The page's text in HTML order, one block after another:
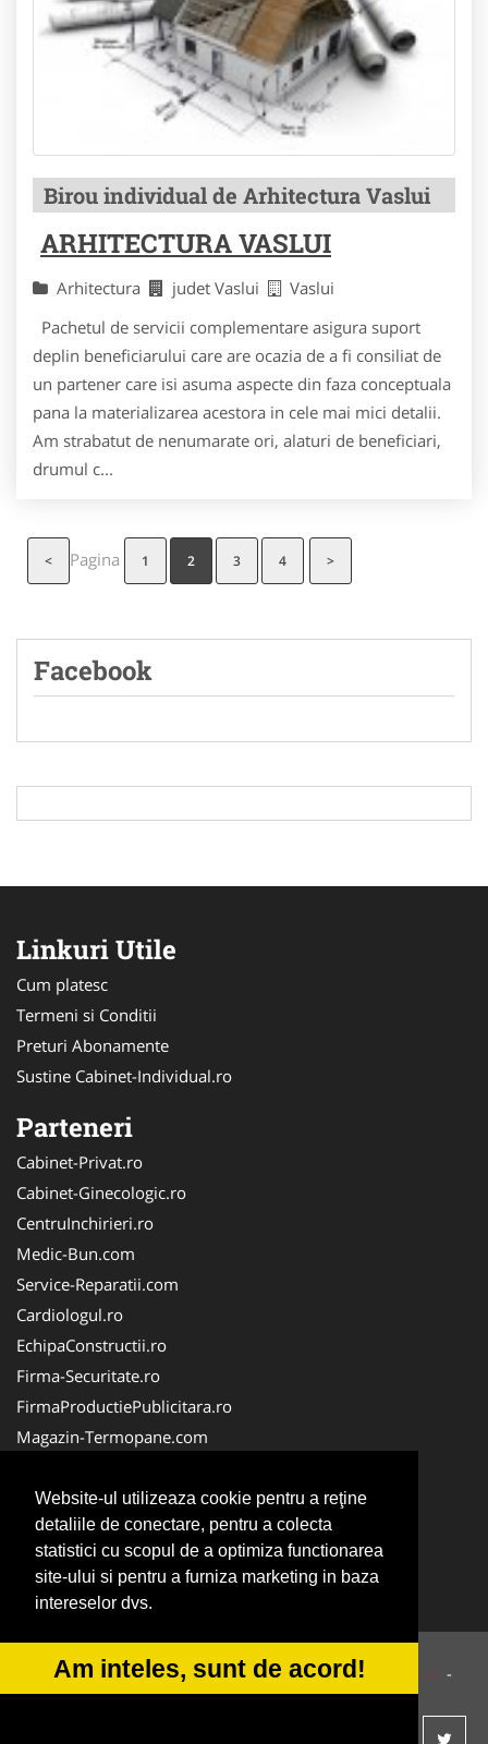
Website-ul utilizeaza cookie pentru a reţine
detaliile de conectare, pentru a colecta
statistici cu scopul de a optimiza functionarea
site-ului si pentru a furniza marketing in baza
intereselor dvs.
Am inteles, sunt de acord!
Birou individual de Arhitectura Vaslui
ARHITECTURA VASLUI
Arhitectura judet Vaslui
Vaslui
Pachetul de servicii complementare asigura suport
deplin beneficiarului care are ocazia de a fi consiliat de
un partener care isi asuma aspecte din faza conceptuala
pana la materializarea acestora in cele mai mici detalii.
Am strabatut de nenumarate ori, alaturi de beneficiari,
drumul c...
Pagina
< 1 2 3 4 >
Facebook
Linkuri Utile
Cum platesc
Termeni si Conditii
Preturi Abonamente
Sustine Cabinet-Individual.ro
Parteneri
Cabinet-Privat.ro
Cabinet-Ginecologic.ro
CentruInchirieri.ro
Medic-Bun.com
Service-Reparatii.com
Cardiologul.ro
EchipaConstructii.ro
Firma-Securitate.ro
FirmaProductiePublicitara.ro
Magazin-Termopane.com
CramaVinuri.ro
FirmaTractariAuto.ro
InstalatiiSolare.com
Pescaresc.ro
© 2014-2026 Powered byVilonMedia&Tokaido Consult
-
ANPC SOL